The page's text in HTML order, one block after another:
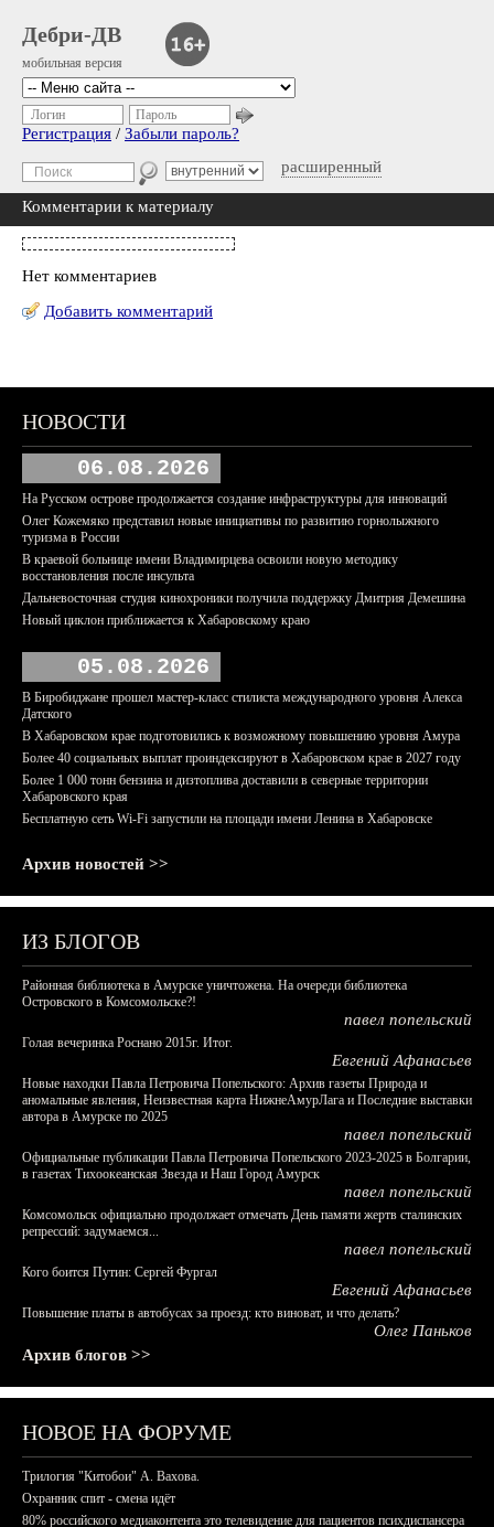
Дебри-ДВ
мобильная версия
расширенный
Логин Пароль
Регистрация / Забыли пароль?
Комментарии к материалу
Нет комментариев
Добавить комментарий
НОВОСТИ
06.08.2026
На Русском острове продолжается создание инфраструктуры для инноваций
Олег Кожемяко представил новые инициативы по развитию горнолыжного
туризма в России
В краевой больнице имени Владимирцева освоили новую методику
восстановления после инсульта
Дальневосточная студия кинохроники получила поддержку Дмитрия Демешина
Новый циклон приближается к Хабаровскому краю
05.08.2026
В Биробиджане прошел мастер-класс стилиста международного уровня Алекса
Датского
В Хабаровском крае подготовились к возможному повышению уровня Амура
Более 40 социальных выплат проиндексируют в Хабаровском крае в 2027 году
Более 1 000 тонн бензина и дизтоплива доставили в северные территории
Хабаровского края
Бесплатную сеть Wi-Fi запустили на площади имени Ленина в Хабаровске
Архив новостей >>
ИЗ БЛОГОВ
Районная библиотека в Амурске уничтожена. На очереди библиотека
Островского в Комсомольске?!
павел попельский
Голая вечеринка Роснано 2015г. Итог.
Евгений Афанасьев
Новые находки Павла Петровича Попельского: Архив газеты Природа и
аномальные явления, Неизвестная карта НижнеАмурЛага и Последние выставки
автора в Амурске по 2025
павел попельский
Официальные публикации Павла Петровича Попельского 2023-2025 в Болгарии,
в газетах Тихоокеанская Звезда и Наш Город Амурск
павел попельский
Комсомольск официально продолжает отмечать День памяти жертв сталинских
репрессий: задумаемся...
павел попельский
Кого боится Путин: Сергей Фургал
Евгений Афанасьев
Повышение платы в автобусах за проезд: кто виноват, и что делать?
Олег Паньков
Архив блогов >>
НОВОЕ НА ФОРУМЕ
Трилогия "Китобои" А. Вахова.
Охранник спит - смена идёт
80% российского медиаконтента это телевидение для пациентов психдиспансера